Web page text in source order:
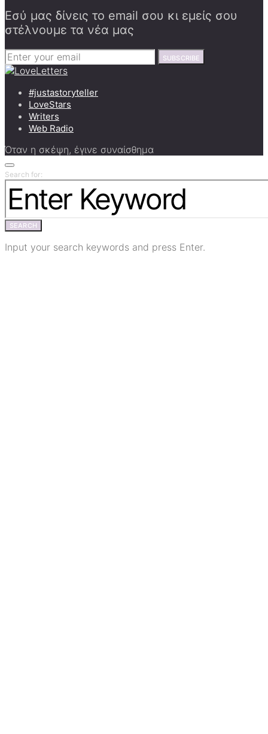
Εσύ μας δίνεις το email σου κι εμείς σου
στέλνουμε τα νέα μας
SUBSCRIBE
#justastoryteller
LoveStars
Writers
Web Radio
Όταν η σκέψη, έγινε συναίσθημα
Search for:
SEARCH
Input your search keywords and press Enter.